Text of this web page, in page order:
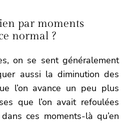
par moments
normal ?
on se sent généralement
aussi la diminution des
l’on avance un peu plus
que l’on avait refoulées
ces moments-là qu’en